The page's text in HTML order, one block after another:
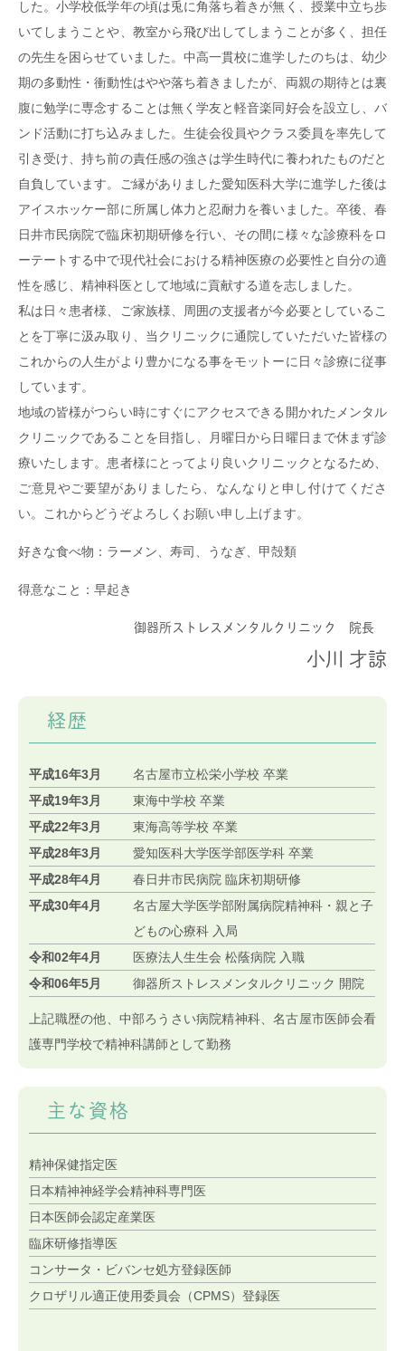
した。小学校低学年の頃は兎に角落ち着きが無く、授業中立ち歩
いてしまうことや、教室から飛び出してしまうことが多く、担任
の先生を困らせていました。中高一貫校に進学したのちは、幼少
期の多動性・衝動性はやや落ち着きましたが、両親の期待とは裏
腹に勉学に専念することは無く学友と軽音楽同好会を設立し、バ
ンド活動に打ち込みました。生徒会役員やクラス委員を率先して
引き受け、持ち前の責任感の強さは学生時代に養われたものだと
自負しています。ご縁がありました愛知医科大学に進学した後は
アイスホッケー部に所属し体力と忍耐力を養いました。卒後、春
日井市民病院で臨床初期研修を行い、その間に様々な診療科をロ
ーテートする中で現代社会における精神医療の必要性と自分の適
性を感じ、精神科医として地域に貢献する道を志しました。
私は日々患者様、ご家族様、周囲の支援者が今必要としているこ
とを丁寧に汲み取り、当クリニックに通院していただいた皆様の
これからの人生がより豊かになる事をモットーに日々診療に従事
しています。
地域の皆様がつらい時にすぐにアクセスできる開かれたメンタル
クリニックであることを目指し、月曜日から日曜日まで休まず診
療いたします。患者様にとってより良いクリニックとなるため、
ご意見やご要望がありましたら、なんなりと申し付けてくださ
い。これからどうぞよろしくお願い申し上げます。
好きな食べ物：ラーメン、寿司、うなぎ、甲殻類
得意なこと：早起き
御器所ストレスメンタルクリニック 院長
小川 才諒
経歴
平成16年3月
名古屋市立松栄小学校 卒業
平成19年3月
東海中学校 卒業
平成22年3月
東海高等学校 卒業
平成28年3月
愛知医科大学医学部医学科 卒業
平成28年4月
春日井市民病院 臨床初期研修
平成30年4月
名古屋大学医学部附属病院精神科・親と子
どもの心療科 入局
令和02年4月
医療法人生生会 松蔭病院 入職
令和06年5月
御器所ストレスメンタルクリニック 開院
上記職歴の他、中部ろうさい病院精神科、名古屋市医師会看
護専門学校で精神科講師として勤務
主な資格
精神保健指定医
日本精神神経学会精神科専門医
日本医師会認定産業医
臨床研修指導医
コンサータ・ビバンセ処方登録医師
クロザリル適正使用委員会（CPMS）登録医